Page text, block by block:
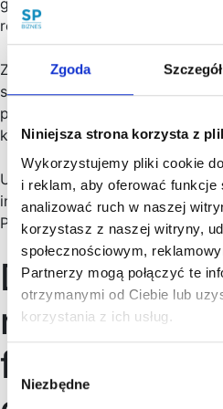
Zgoda
Niniejsza strona korzysta z
Wykorzystujemy pliki cookie
i reklam, aby oferować funkcje
analizować ruch w naszej
korzystasz z naszej witryny,
społecznościowym,
Partnerzy mogą połączyć te
otrzymanymi od Ciebie lub
korzystania z ich usług.
zgody
Niezbędne
gwarantując im możliwość
również anonimowo.
Zapewniamy obsługę zgłoszeń
sygnalistów naszej Kancelarii
postępowanie, doradzi dalsze
kompleksowo zajmując się
Udostępnimy firmie materiały
instrukcje i wyjaśnienie dla
Pracowników.
Dzięki
rozwiązaniu
firma łatwo